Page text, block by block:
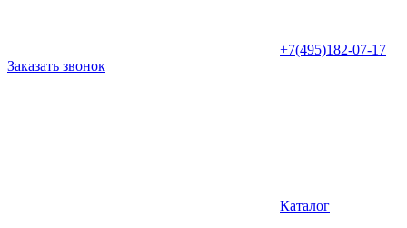
+7(495)182-07-17
Заказать звонок
Каталог